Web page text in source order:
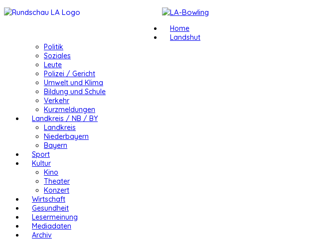
Home
Landshut
Politik
Soziales
Leute
Polizei / Gericht
Umwelt und Klima
Bildung und Schule
Verkehr
Kurzmeldungen
Landkreis / NB / BY
Landkreis
Niederbayern
Bayern
Sport
Kultur
Kino
Theater
Konzert
Wirtschaft
Gesundheit
Lesermeinung
Mediadaten
Archiv